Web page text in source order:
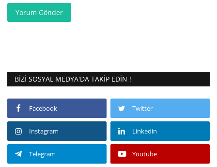
Yorum Gönder
BIZI SOSYAL MEDYA'DA TAKIP EDIN !
Facebook Twitter
Instagram Linkedin
Telegram Youtube